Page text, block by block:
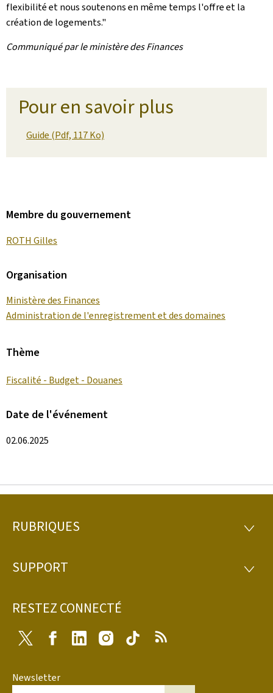
flexibilité et nous soutenons en même temps l'offre et la
création de logements."
Communiqué par le ministère des Finances
Pour en savoir plus
Guide (Pdf, 117 Ko)
Membre du gouvernement
ROTH Gilles
Organisation
Ministère des Finances
Administration de l'enregistrement et des domaines
Thème
Fiscalité - Budget - Douanes
Date de l'événement
02.06.2025
Pied
page
RUBRIQUES
SUPPORT
RESTEZ CONNECTÉ
Twitter FacebookLinkedIn InstagramTiktok
Newsletter